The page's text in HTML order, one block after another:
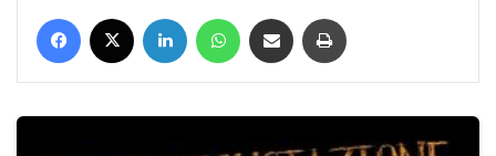
Facebook LinkedIn WhatsApp Condividi via mail